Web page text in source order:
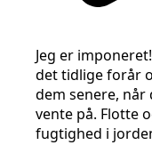
Jeg er
det tidlige forår
dem senere,
vente på. Flotte
fugtighed i